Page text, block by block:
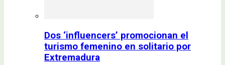
Dos ‘influencers’ promocionan el
turismo femenino en solitario por
Extremadura